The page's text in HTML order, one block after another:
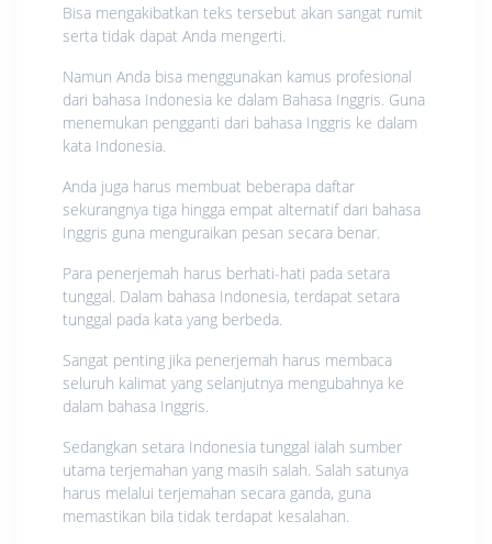
Bisa mengakibatkan teks tersebut akan sangat rumit
serta tidak dapat Anda mengerti.
Namun Anda bisa menggunakan kamus profesional
dari bahasa Indonesia ke dalam Bahasa Inggris. Guna
menemukan pengganti dari bahasa Inggris ke dalam
kata Indonesia.
Anda juga harus membuat beberapa daftar
sekurangnya tiga hingga empat alternatif dari bahasa
Inggris guna menguraikan pesan secara benar.
Para penerjemah harus berhati-hati pada setara
tunggal. Dalam bahasa Indonesia, terdapat setara
tunggal pada kata yang berbeda.
Sangat penting jika penerjemah harus membaca
seluruh kalimat yang selanjutnya mengubahnya ke
dalam bahasa Inggris.
Sedangkan setara Indonesia tunggal ialah sumber
utama terjemahan yang masih salah. Salah satunya
harus melalui terjemahan secara ganda, guna
memastikan bila tidak terdapat kesalahan.